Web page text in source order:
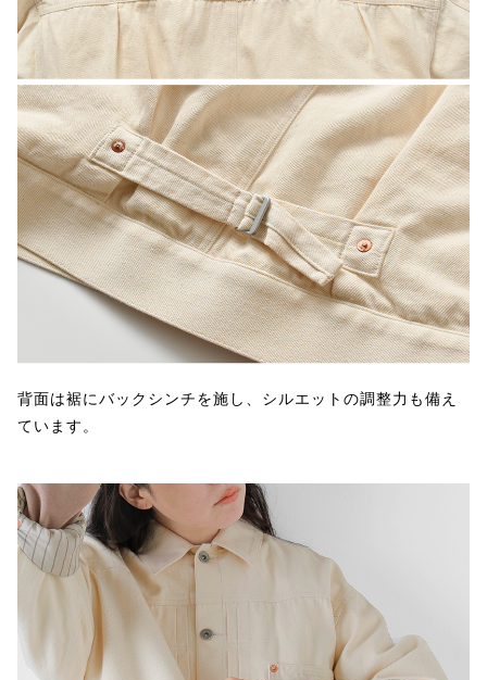
背面は裾にバックシンチを施し、シルエットの調整力も備え
ています。